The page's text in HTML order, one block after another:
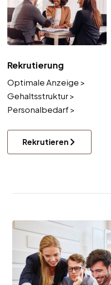
Rekrutierung
Optimale Anzeige >
Gehaltsstruktur >
Personalbedarf >
Rekrutieren